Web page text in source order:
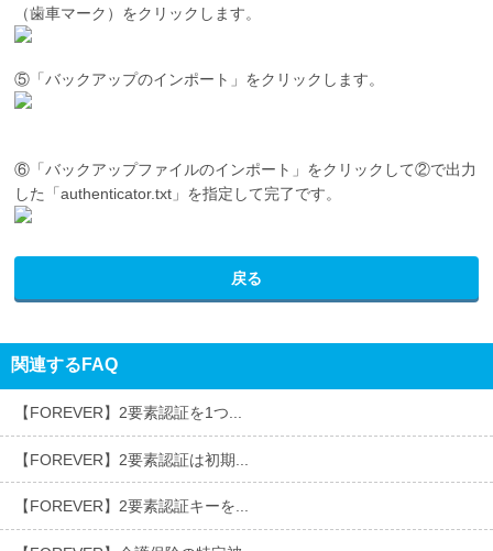
（歯車マーク）をクリックします。
⑤「バックアップのインポート」をクリックします。
⑥「バックアップファイルのインポート」をクリックして②で出力
した「authenticator.txt」を指定して完了です。
戻る
関連するFAQ
【FOREVER】2要素認証を1つ...
【FOREVER】2要素認証は初期...
【FOREVER】2要素認証キーを...